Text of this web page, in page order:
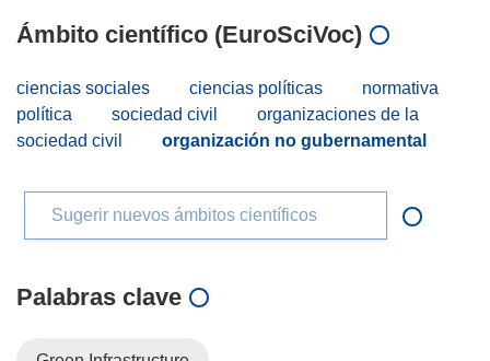
Ámbito científico (EuroSciVoc)
ciencias sociales ciencias políticas
normativa
política
sociedad civil
organizaciones de la
sociedad civil
organización no gubernamental
Sugerir nuevos ámbitos científicos
Palabras clave